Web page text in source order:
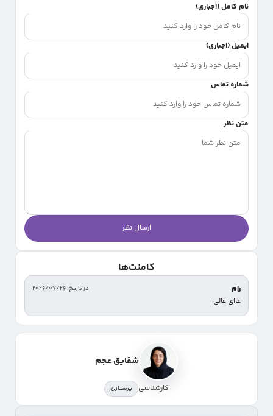
نام کامل (اجباری)
ایمیل (اجباری)
شماره تماس
متن نظر
ارسال نظر
کامنت‌ها
رام در تاریخ: 2026/07/26
عاای عالی
شقایق عجم
کارشناسی پرستاری